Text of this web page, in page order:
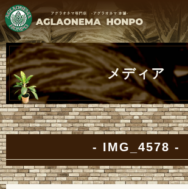
メディア
IMG_4578